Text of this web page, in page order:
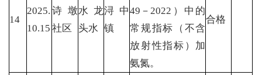
14
2025.
10.15
诗墩
社区
水龙
头水
浔中
镇
49－2022）中的
常规指标（不含
放射性指标）加
氨氮。
合格